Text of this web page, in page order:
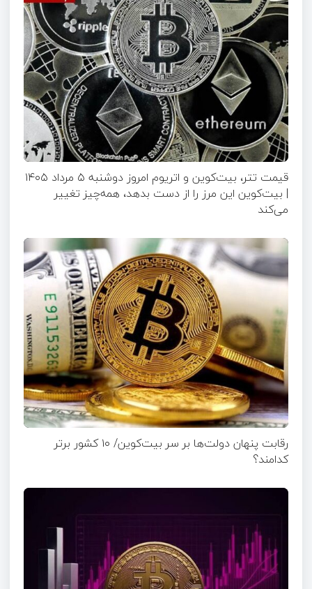
قیمت تتر، بیت‌کوین و اتریوم امروز دوشنبه ۵ مرداد ۱۴۰۵
| بیت‌کوین این مرز را از دست بدهد، همه‌چیز تغییر
می‌کند
رقابت پنهان دولت‌ها بر سر بیت‌کوین/ ۱۰ کشور برتر
کدامند؟